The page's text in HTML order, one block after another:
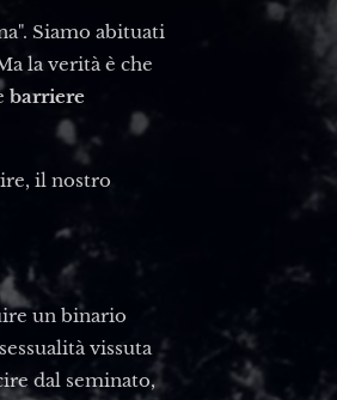
Siamo abituati
la verità è che
barriere
il nostro
un binario
vissuta
dal seminato,